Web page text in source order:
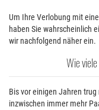
Um Ihre Verlobung mit
haben Sie wahrscheinlich
wir nachfolgend näher ein.
Wie
Bis vor einigen Jahren trug
inzwischen immer mehr